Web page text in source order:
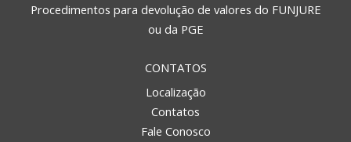
Procedimentos para devolução de valores do FUNJURE
ou da PGE
CONTATOS
Localização
Contatos
Fale Conosco